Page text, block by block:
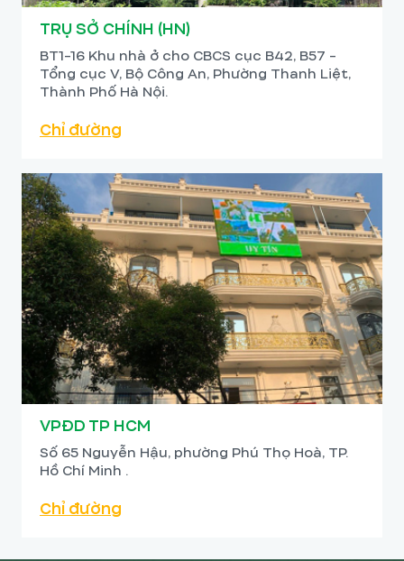
TRỤ SỞ CHÍNH (HN)
BT1-16 Khu nhà ở cho CBCS cục B42, B57 -
Tổng cục V, Bộ Công An, Phường Thanh Liệt,
Thành Phố Hà Nội.
Chỉ đường
VPĐD TP HCM
Số 65 Nguyễn Hậu, phường Phú Thọ Hoà, TP.
Hồ Chí Minh .
Chỉ đường